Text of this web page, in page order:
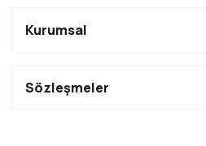
Kurumsal
Sözleşmeler